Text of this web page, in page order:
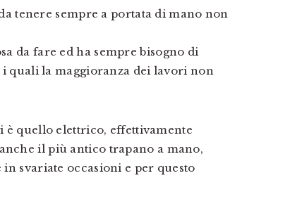
tenere sempre a portata di mano non
da fare ed ha sempre bisogno di
quali la maggioranza dei lavori non
è quello elettrico, effettivamente
il più antico trapano a mano,
svariate occasioni e per questo